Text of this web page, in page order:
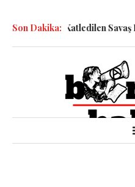
Son Dakika:
Şiddetiyle Katledilen Savaş